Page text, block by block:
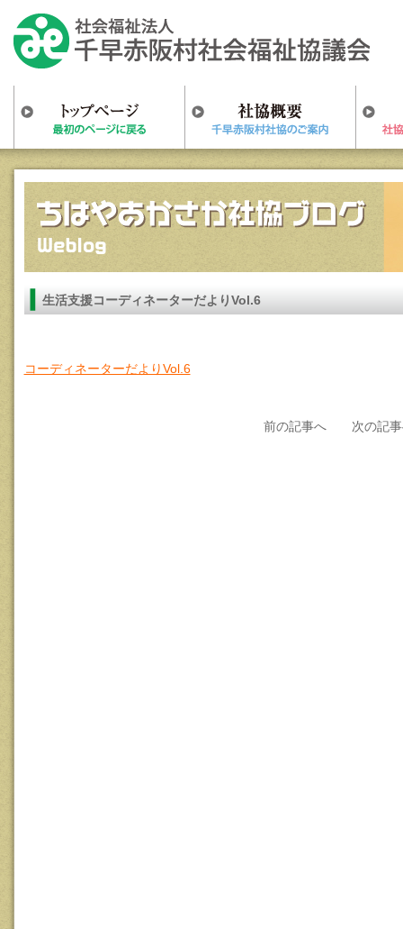
生活支援コーディネーターだよりVol.6
コーディネーターだよりVol.6
前の記事へ 次の記